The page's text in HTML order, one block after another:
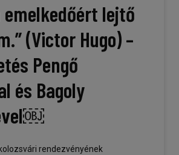
emelkedőért lejtő
(Victor Hugo) –
Pengő
és Bagoly
rendezvényének